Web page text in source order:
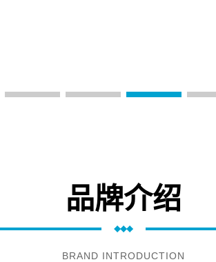
品牌介绍
BRAND INTRODUCTION